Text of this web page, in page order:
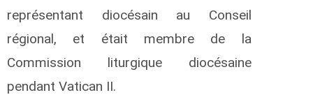
représentant diocésain au Conseil
régional, et était membre de la
Commission liturgique diocésaine
pendant Vatican II.